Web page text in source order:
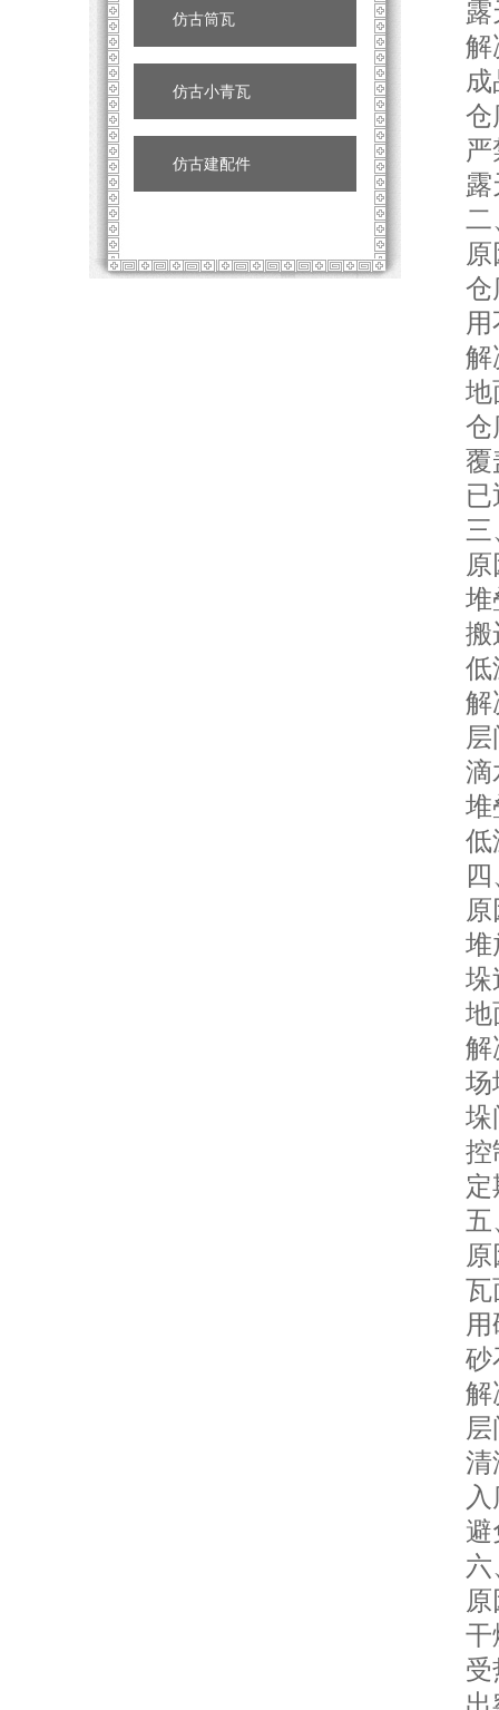
仿古筒瓦
仿古小青瓦
仿古建配件
露
解
成
仓
严
露
二
原
仓
用
解
地
仓
覆
已
三
原
堆
搬
低
解
层
滴
堆
低
四
原
堆
垛
地
解
场
垛
控
定
五
原
瓦
用
砂
解
层
清
入
避
六
原
干
受
出